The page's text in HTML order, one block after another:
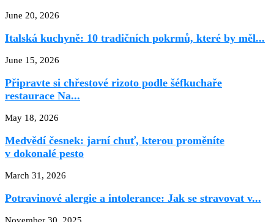
June 20, 2026
Italská kuchyně: 10 tradičních pokrmů, které by měl...
June 15, 2026
Připravte si chřestové rizoto podle šéfkuchaře
restaurace Na...
May 18, 2026
Medvědí česnek: jarní chuť, kterou proměníte
v dokonalé pesto
March 31, 2026
Potravinové alergie a intolerance: Jak se stravovat v...